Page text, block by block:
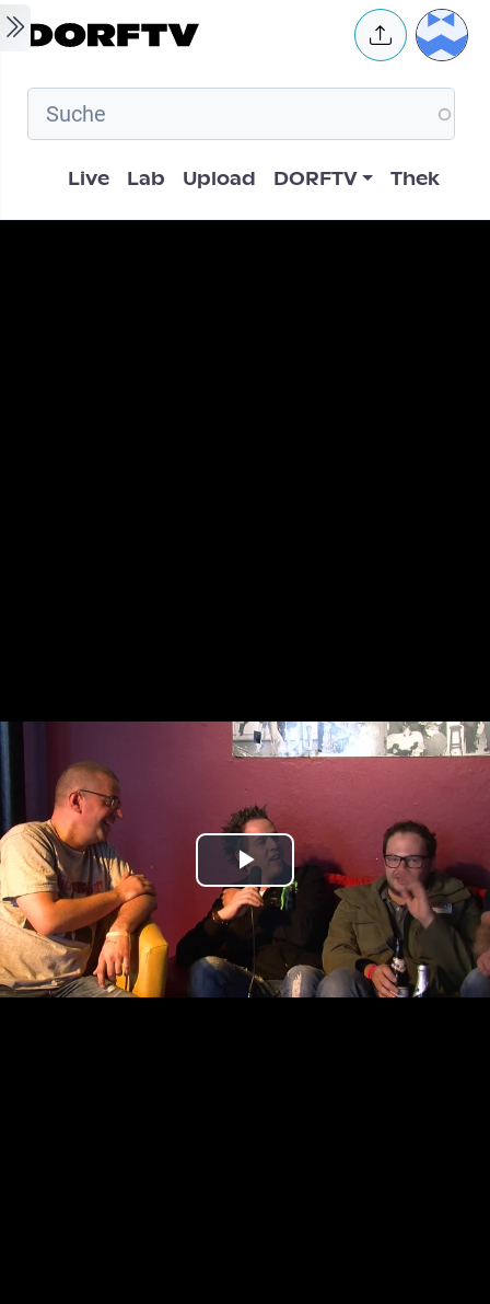
Skip to main content User
Hauptnavigation
Live Lab Upload DORFTV Thek
Play
Video